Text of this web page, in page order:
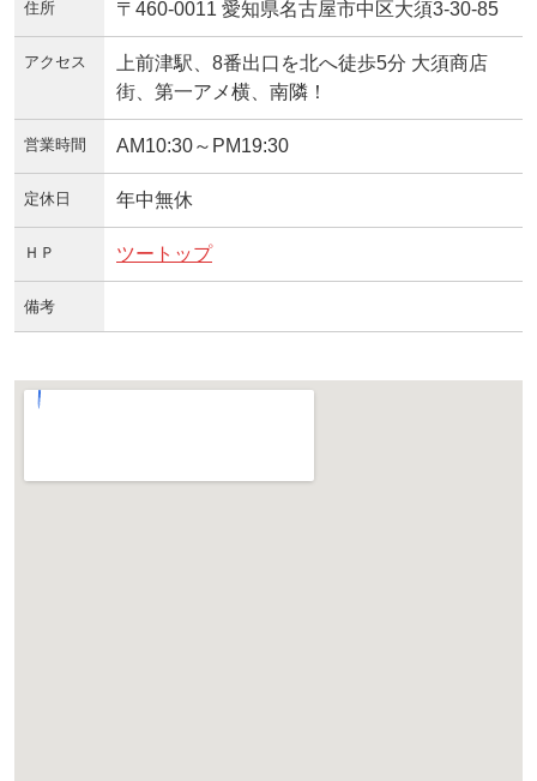
住所 〒460-0011 愛知県名古屋市中区大須3-30-85
アクセス
上前津駅、8番出口を北へ徒歩5分 大須商店
街、第一アメ横、南隣！
営業時間 AM10:30～PM19:30
定休日 年中無休
ＨＰ ツートップ
備考